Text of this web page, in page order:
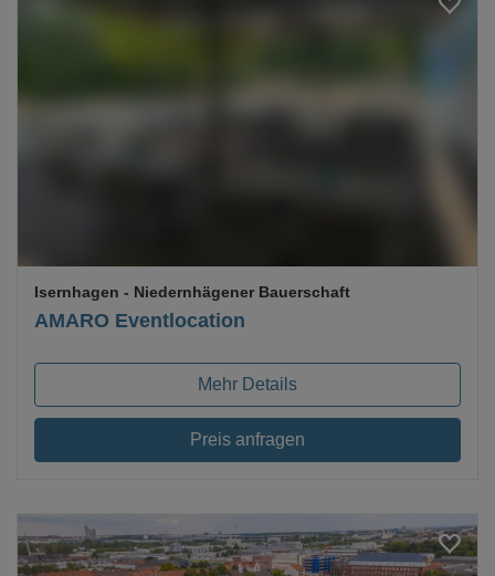
AMARO Eventlocation
Isernhagen - Niedernhägener Bauerschaft
Mehr Details
Preis anfragen